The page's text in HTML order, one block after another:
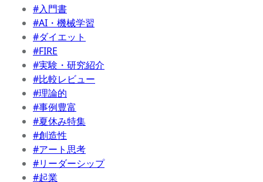
#入門書
#AI・機械学習
#ダイエット
#FIRE
#実験・研究紹介
#比較レビュー
#理論的
#事例豊富
#夏休み特集
#創造性
#アート思考
#リーダーシップ
#起業